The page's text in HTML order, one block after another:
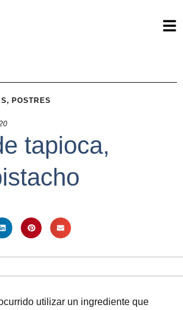
, POSTRES
tapioca,
utilizar un ingrediente que